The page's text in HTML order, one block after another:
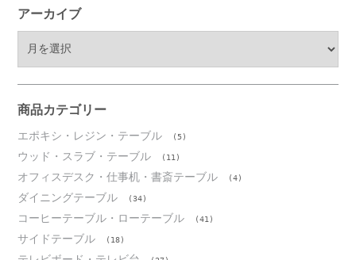
アーカイブ
ブ
商品カテゴリー
エポキシ・レジン・テーブル (5)
ウッド・スラブ・テーブル (11)
オフィスデスク・仕事机・書斎テーブル (4)
ダイニングテーブル (34)
コーヒーテーブル・ローテーブル (41)
サイドテーブル (18)